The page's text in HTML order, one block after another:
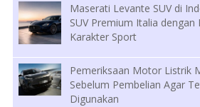
Maserati Levante SUV di
SUV Premium Italia dengan
Karakter Sport
Pemeriksaan Motor Listrik
Sebelum Pembelian Agar
Digunakan